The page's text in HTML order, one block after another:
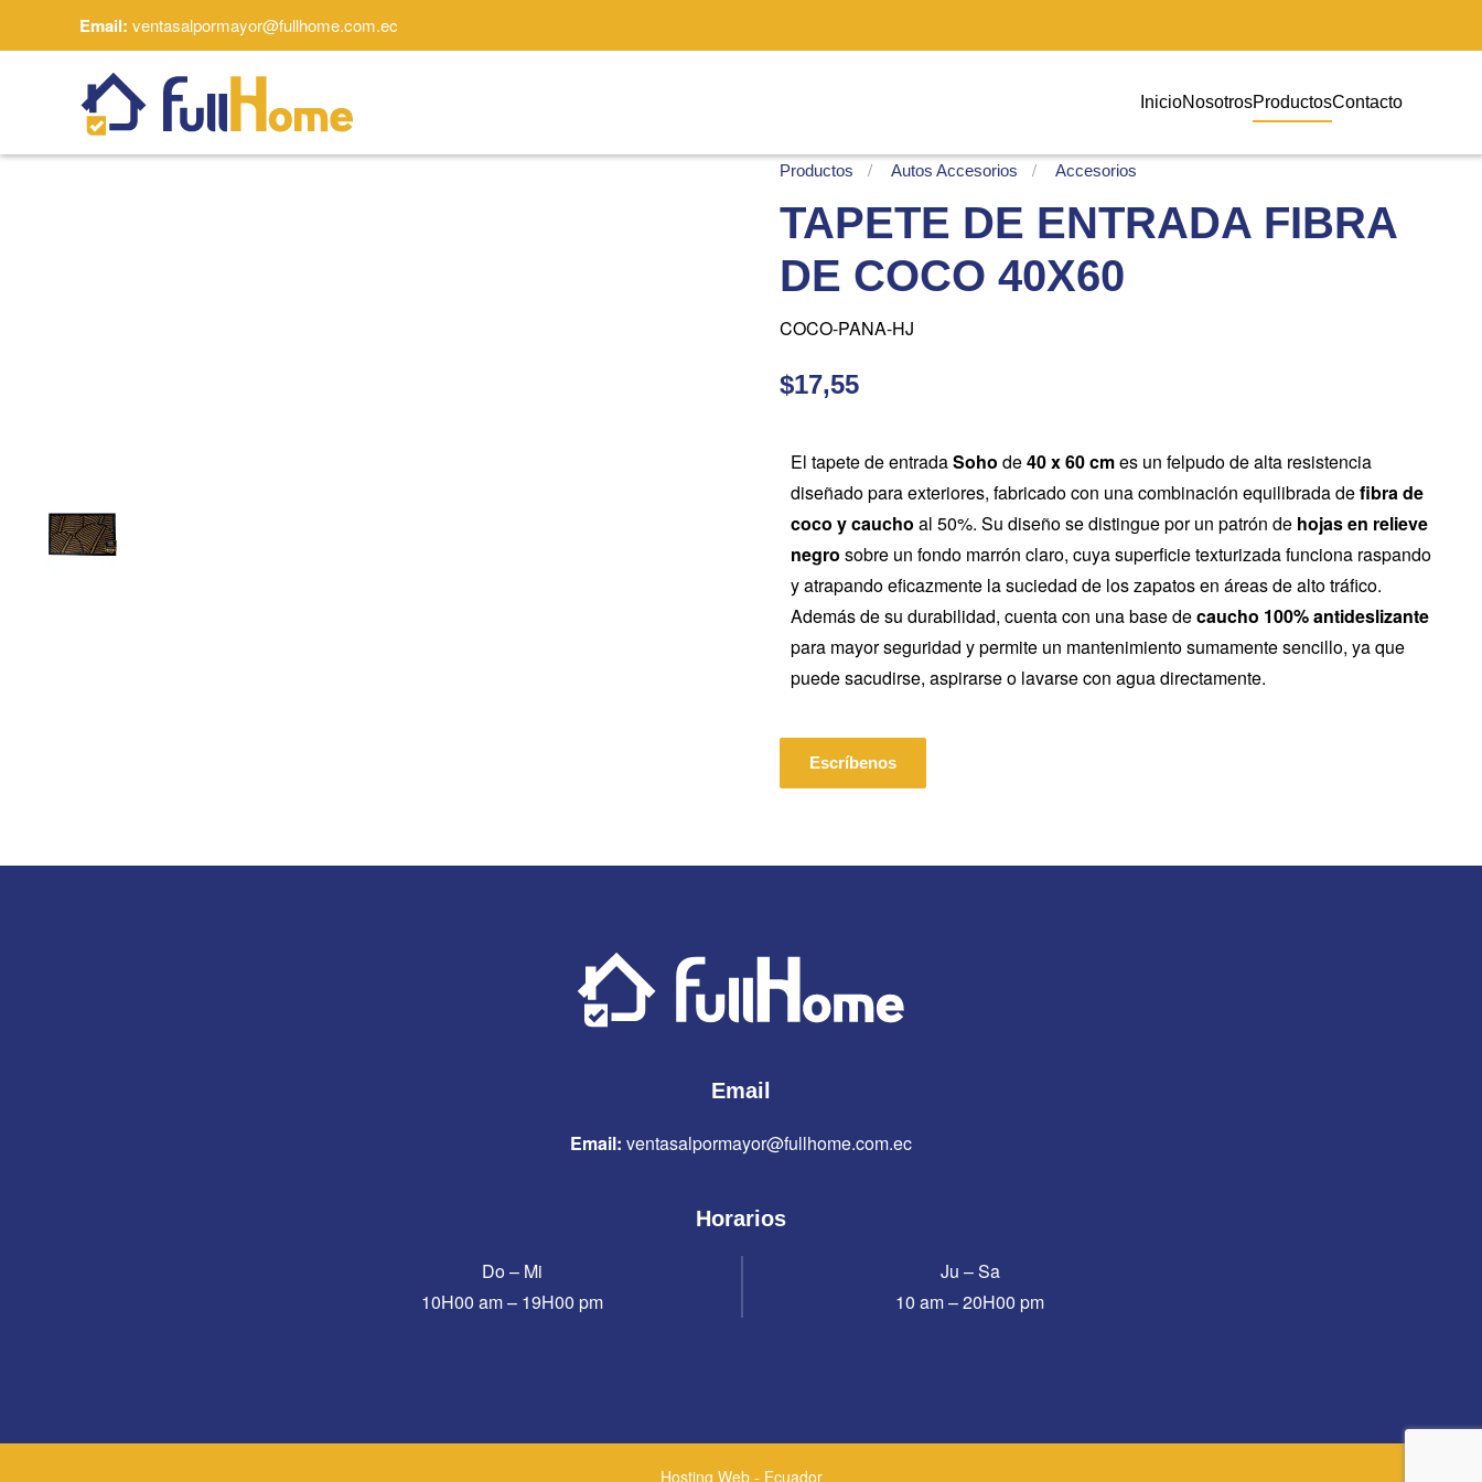
Email: ventasalpormayor@fullhome.com.ec
InicioNosotrosProductosContacto
Productos Autos Accesorios Accesorios
TAPETE DE ENTRADA FIBRA
DE COCO 40X60
COCO-PANA-HJ
$17,55
El tapete de entradaSoho de40 x 60 cmes un felpudo de alta resistencia
diseñado para exteriores, fabricado con una combinación equilibrada defibra de
coco y caucho al 50%. Su diseño se distingue por un patrón de hojas en relieve
negro sobre un fondo marrón claro, cuya superficie texturizada funciona raspando
y atrapando eficazmente la suciedad de los zapatos en áreas de alto tráfico.
Además de su durabilidad, cuenta con una base decaucho 100% antideslizante
para mayor seguridad y permite un mantenimiento sumamente sencillo, ya que
puede sacudirse, aspirarse o lavarse con agua directamente.
Escríbenos
Email
Email: ventasalpormayor@fullhome.com.ec
Horarios
Do – Mi
10H00 am – 19H00 pm
Ju – Sa
10 am – 20H00 pm
Hosting Web - Ecuador